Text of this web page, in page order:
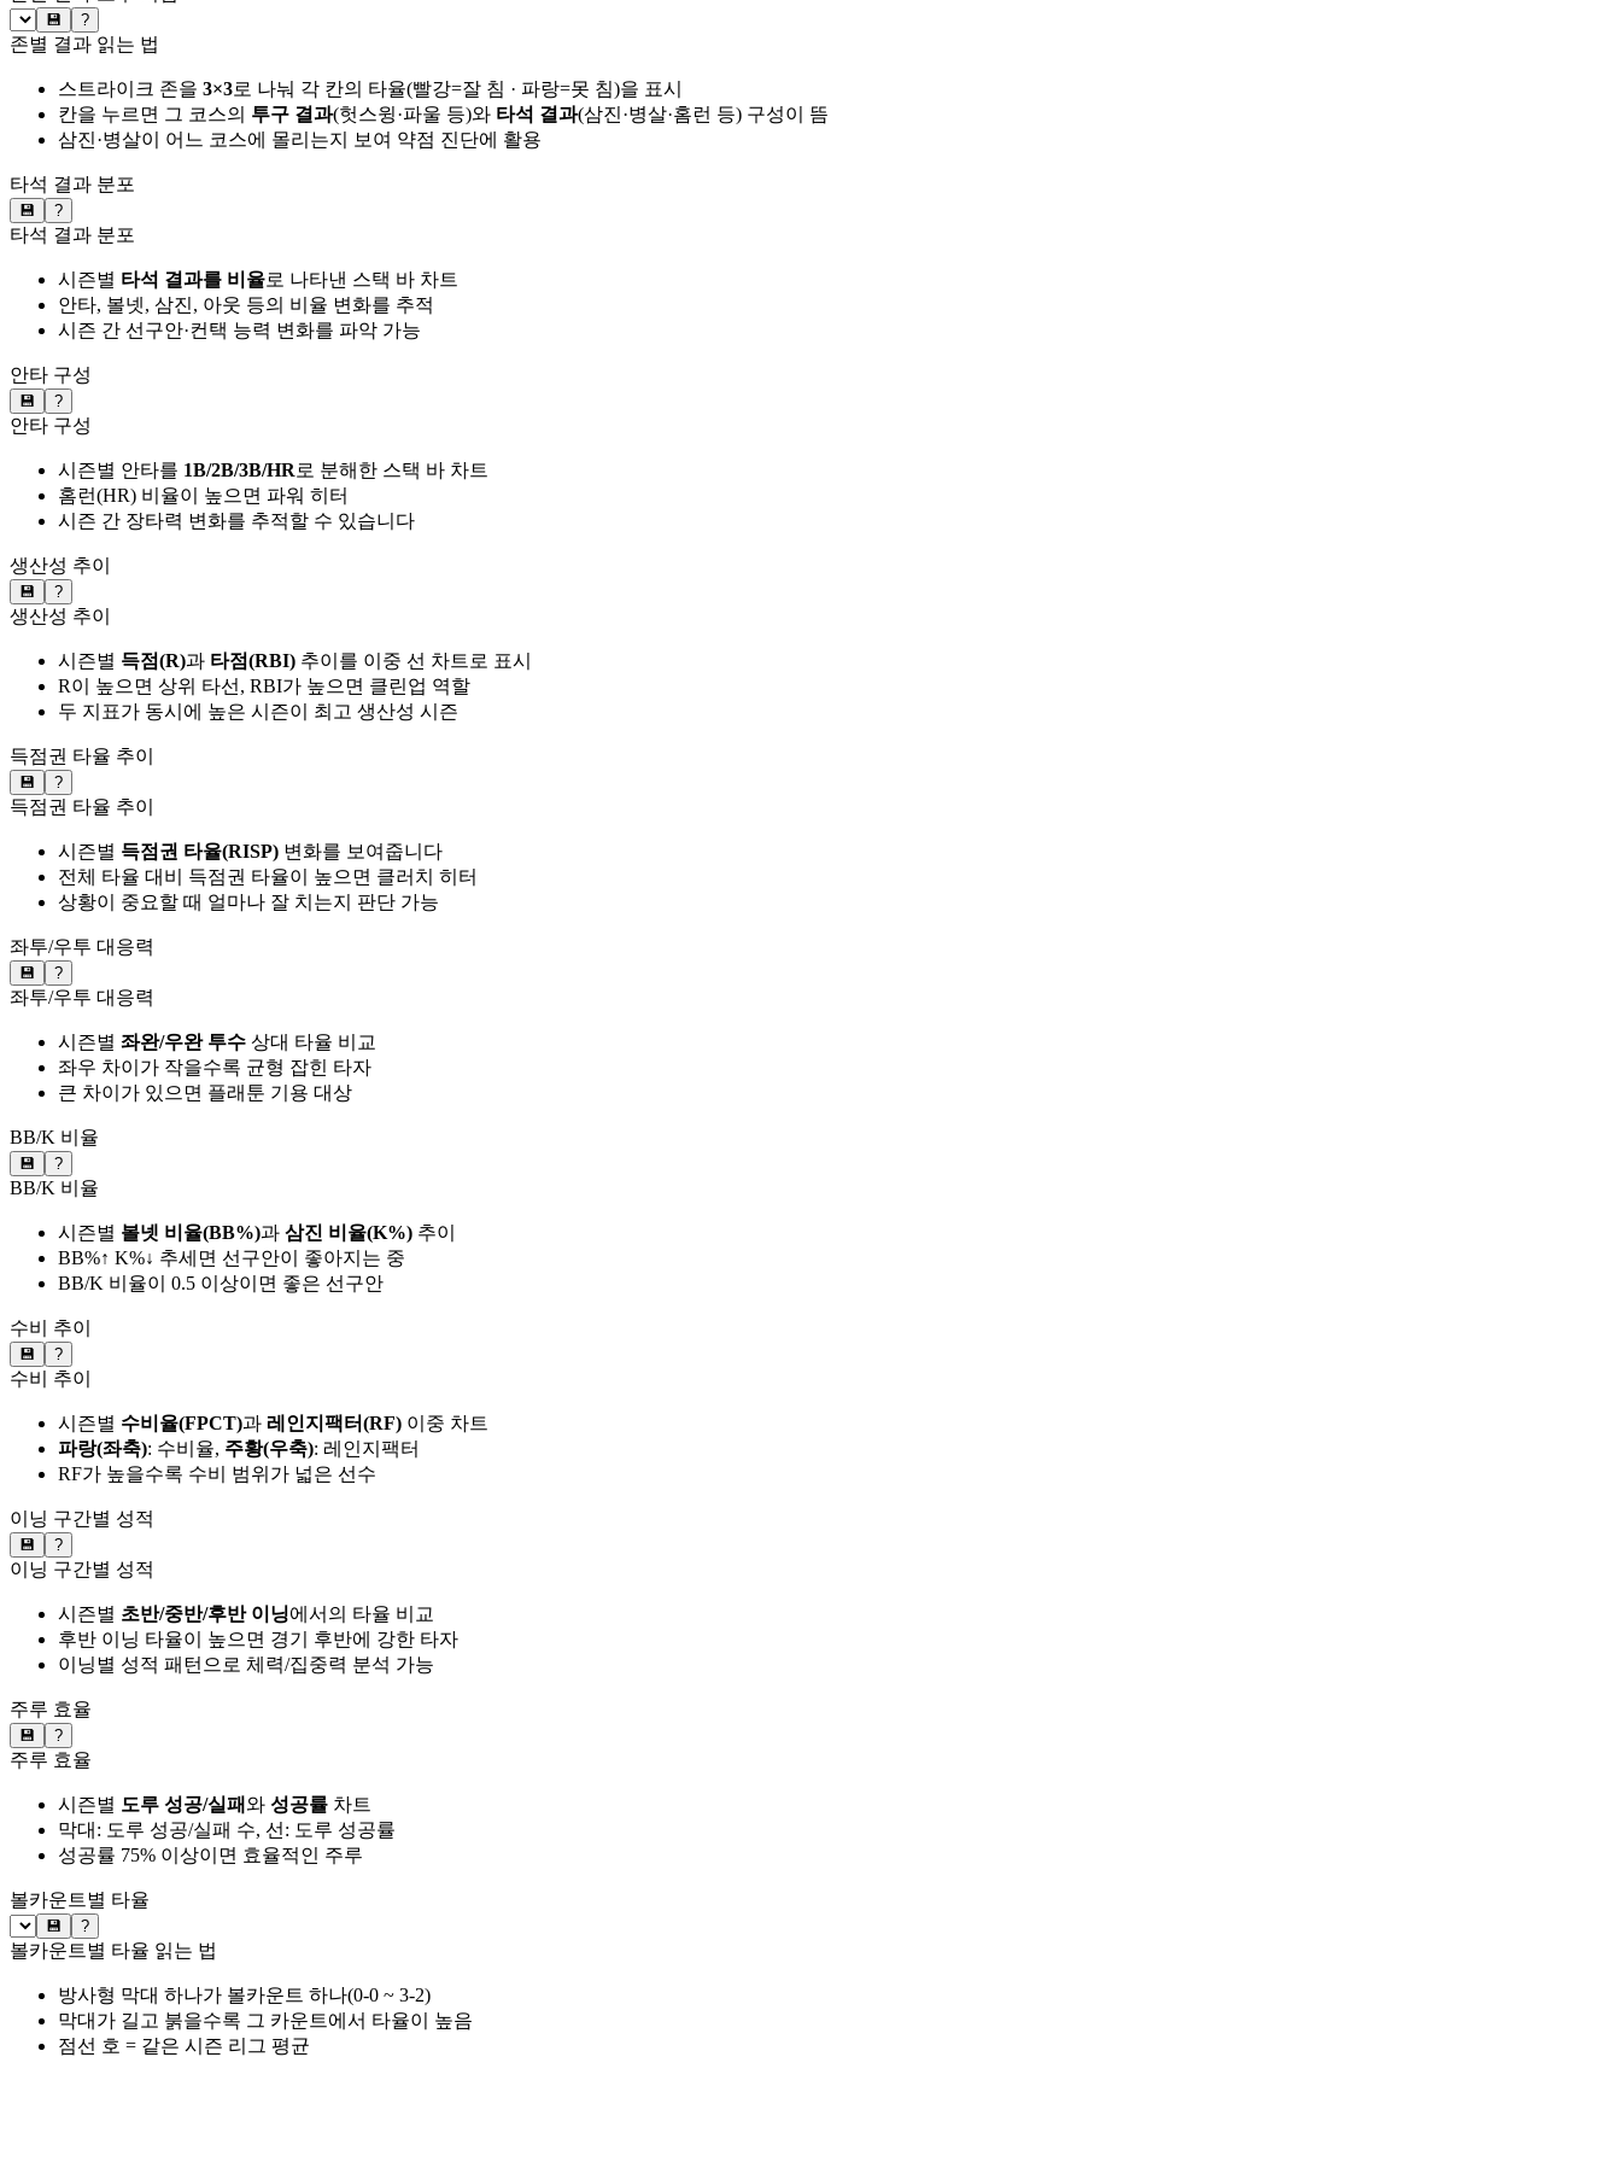
💾 ?
존별 결과 읽는 법
스트라이크 존을 3×3로 나눠 각 칸의 타율(빨강=잘 침 · 파랑=못 침)을 표시
칸을 누르면 그 코스의 투구 결과(헛스윙·파울 등)와 타석 결과(삼진·병살·홈런 등) 구성이 뜸
삼진·병살이 어느 코스에 몰리는지 보여 약점 진단에 활용
타석 결과 분포
💾 ?
타석 결과 분포
시즌별 타석 결과를 비율로 나타낸 스택 바 차트
안타, 볼넷, 삼진, 아웃 등의 비율 변화를 추적
시즌 간 선구안·컨택 능력 변화를 파악 가능
안타 구성
💾 ?
안타 구성
시즌별 안타를 1B/2B/3B/HR로 분해한 스택 바 차트
홈런(HR) 비율이 높으면 파워 히터
시즌 간 장타력 변화를 추적할 수 있습니다
생산성 추이
💾 ?
생산성 추이
시즌별 득점(R)과 타점(RBI) 추이를 이중 선 차트로 표시
R이 높으면 상위 타선, RBI가 높으면 클린업 역할
두 지표가 동시에 높은 시즌이 최고 생산성 시즌
득점권 타율 추이
💾 ?
득점권 타율 추이
시즌별 득점권 타율(RISP) 변화를 보여줍니다
전체 타율 대비 득점권 타율이 높으면 클러치 히터
상황이 중요할 때 얼마나 잘 치는지 판단 가능
좌투/우투 대응력
💾 ?
좌투/우투 대응력
시즌별 좌완/우완 투수 상대 타율 비교
좌우 차이가 작을수록 균형 잡힌 타자
큰 차이가 있으면 플래툰 기용 대상
BB/K 비율
💾 ?
BB/K 비율
시즌별 볼넷 비율(BB%)과 삼진 비율(K%) 추이
BB%↑ K%↓ 추세면 선구안이 좋아지는 중
BB/K 비율이 0.5 이상이면 좋은 선구안
수비 추이
💾 ?
수비 추이
시즌별 수비율(FPCT)과 레인지팩터(RF) 이중 차트
파랑(좌축): 수비율, 주황(우축): 레인지팩터
RF가 높을수록 수비 범위가 넓은 선수
이닝 구간별 성적
💾 ?
이닝 구간별 성적
시즌별 초반/중반/후반 이닝에서의 타율 비교
후반 이닝 타율이 높으면 경기 후반에 강한 타자
이닝별 성적 패턴으로 체력/집중력 분석 가능
주루 효율
💾 ?
주루 효율
시즌별 도루 성공/실패와 성공률 차트
막대: 도루 성공/실패 수, 선: 도루 성공률
성공률 75% 이상이면 효율적인 주루
볼카운트별 타율
💾 ?
볼카운트별 타율 읽는 법
방사형 막대 하나가 볼카운트 하나(0-0 ~ 3-2)
막대가 길고 붉을수록 그 카운트에서 타율이 높음
점선 호 = 같은 시즌 리그 평균